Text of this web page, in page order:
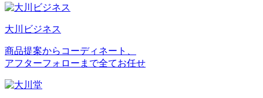
大川ビジネス
商品提案からコーディネート、
アフターフォローまで全てお任せ